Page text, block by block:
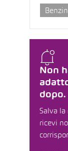
Non
dopo.
Salva la
ricevi